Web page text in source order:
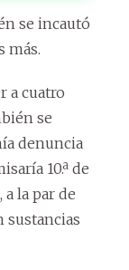
se incautó
más.
a cuatro
se
denuncia
10.ª de
la par de
sustancias